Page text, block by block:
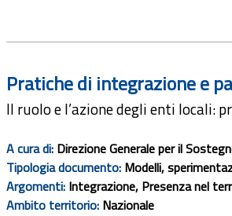
Pratiche di integrazione e
Il ruolo e l’azione degli enti locali:
A cura di: Direzione Generale per il
Tipologia documento: Modelli,
Argomenti: Integrazione, Presenza nel
Ambito territorio: Nazionale